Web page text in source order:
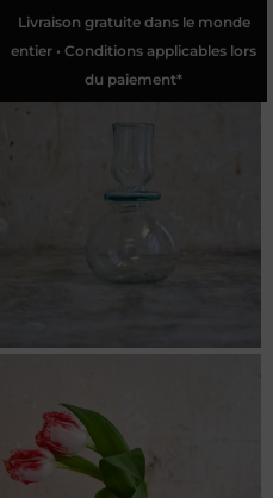
Livraison gratuite dans le monde
entier • Conditions applicables lors
du paiement*